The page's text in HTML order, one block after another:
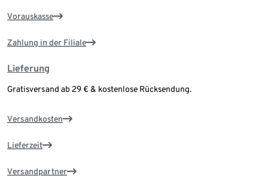
Vorauskasse
Zahlung in der Filiale
Lieferung
Gratisversand ab 29 € & kostenlose Rücksendung.
Versandkosten
Lieferzeit
Versandpartner